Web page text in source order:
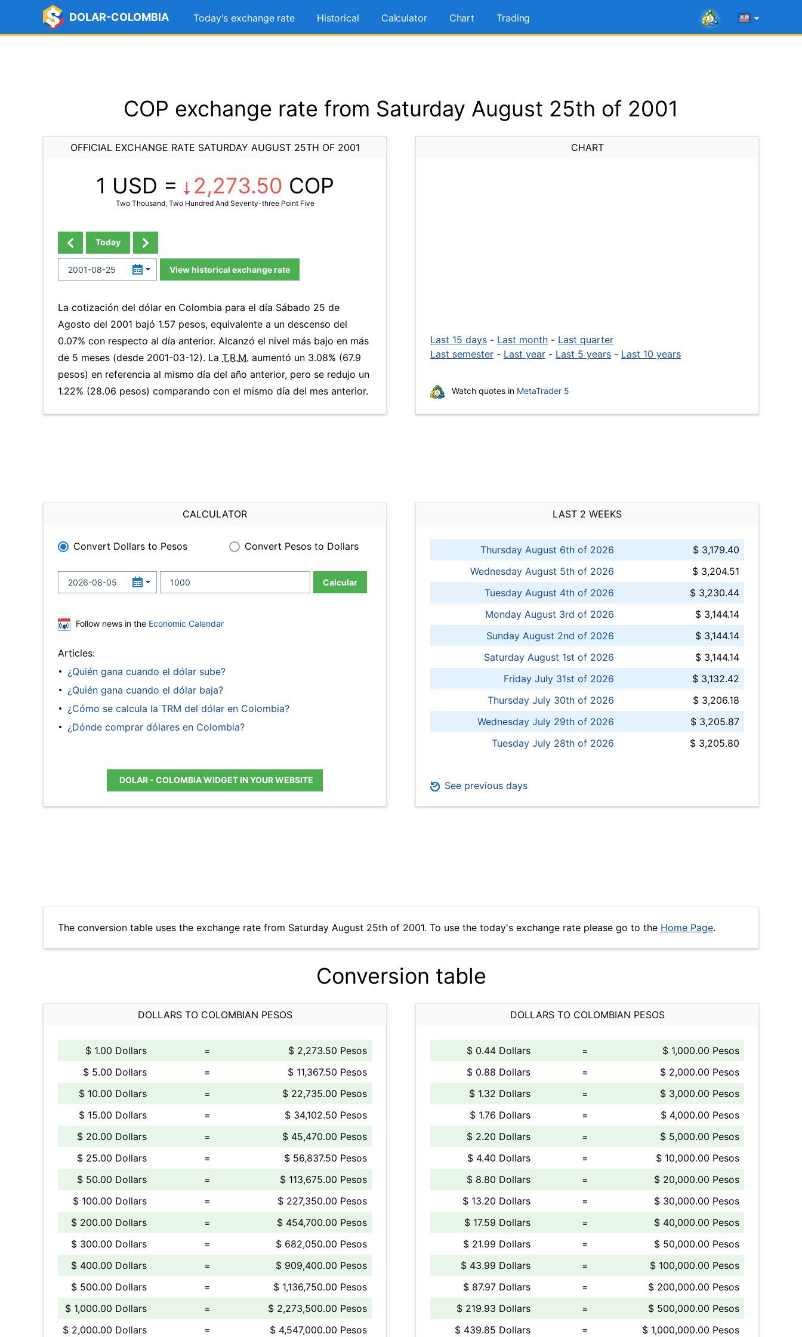
DOLAR-COLOMBIA Today's exchange rate Historical Calculator Chart Trading
COP exchange rate from Saturday August 25th of 2001
OFFICIAL EXCHANGE RATE SATURDAY AUGUST 25TH OF 2001
1 USD = 2,273.50 COP
Two Thousand, Two Hundred And Seventy-three Point Five
Today
View historical exchange rate
La cotización del dólar en Colombia para el día Sábado 25 de
Agosto del 2001 bajó 1.57 pesos, equivalente a un descenso del
0.07% con respecto al día anterior. Alcanzó el nivel más bajo en más
de 5 meses (desde 2001-03-12). La T.R.M. aumentó un 3.08% (67.9
pesos) en referencia al mismo día del año anterior, pero se redujo un
1.22% (28.06 pesos) comparando con el mismo día del mes anterior.
CHART
Last 15 days - Last month - Last quarter
Last semester - Last year - Last 5 years - Last 10 years
Watch quotes in MetaTrader 5
CALCULATOR
Convert Dollars to Pesos Convert Pesos to Dollars
Calcular
Follow news in the Economic Calendar
Articles:
¿Quién gana cuando el dólar sube?
¿Quién gana cuando el dólar baja?
¿Cómo se calcula la TRM del dólar en Colombia?
¿Dónde comprar dólares en Colombia?
DOLAR - COLOMBIA WIDGET IN YOUR WEBSITE
LAST 2 WEEKS
Thursday August 6th of 2026
$ 3,179.40
Wednesday August 5th of 2026
$ 3,204.51
Tuesday August 4th of 2026
$ 3,230.44
Monday August 3rd of 2026
$ 3,144.14
Sunday August 2nd of 2026
$ 3,144.14
Saturday August 1st of 2026
$ 3,144.14
Friday July 31st of 2026
$ 3,132.42
Thursday July 30th of 2026
$ 3,206.18
Wednesday July 29th of 2026
$ 3,205.87
Tuesday July 28th of 2026
$ 3,205.80
See previous days
The conversion table uses the exchange rate from Saturday August 25th of 2001. To use the today's exchange rate please go to the Home Page.
Conversion table
DOLLARS TO COLOMBIAN PESOS
$ 1.00 Dollars =
$ 2,273.50 Pesos
$ 5.00 Dollars
=
$ 11,367.50 Pesos
$ 10.00 Dollars
=
$ 22,735.00 Pesos
$ 15.00 Dollars
=
$ 34,102.50 Pesos
$ 20.00 Dollars
=
$ 45,470.00 Pesos
$ 25.00 Dollars
=
$ 56,837.50 Pesos
$ 50.00 Dollars
=
$ 113,675.00 Pesos
$ 100.00 Dollars
=
$ 227,350.00 Pesos
$ 200.00 Dollars
=
$ 454,700.00 Pesos
$ 300.00 Dollars
=
$ 682,050.00 Pesos
$ 400.00 Dollars
=
$ 909,400.00 Pesos
$ 500.00 Dollars
=
$ 1,136,750.00 Pesos
$ 1,000.00 Dollars
=
$ 2,273,500.00 Pesos
$ 2,000.00 Dollars
= $ 4,547,000.00 Pesos
DOLLARS TO COLOMBIAN PESOS
$ 0.44 Dollars =
$ 1,000.00 Pesos
$ 0.88 Dollars
=
$ 2,000.00 Pesos
$ 1.32 Dollars
=
$ 3,000.00 Pesos
$ 1.76 Dollars
=
$ 4,000.00 Pesos
$ 2.20 Dollars
=
$ 5,000.00 Pesos
$ 4.40 Dollars
=
$ 10,000.00 Pesos
$ 8.80 Dollars
=
$ 20,000.00 Pesos
$ 13.20 Dollars
=
$ 30,000.00 Pesos
$ 17.59 Dollars
=
$ 40,000.00 Pesos
$ 21.99 Dollars
=
$ 50,000.00 Pesos
$ 43.99 Dollars
=
$ 100,000.00 Pesos
$ 87.97 Dollars
=
$ 200,000.00 Pesos
$ 219.93 Dollars
=
$ 500,000.00 Pesos
$ 439.85 Dollars
= $ 1,000,000.00 Pesos